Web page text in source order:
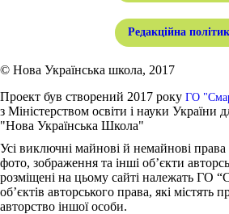
Редакційна
© Нова Українська школа, 2017
Проект був створений 2017 року ГО
з Міністерством освіти і науки України
"Нова Українська Школа"
Усі виключні майнові й немайнові права
фото, зображення та інші об’єкти
розміщені на цьому сайті належать ГО
об’єктів авторського права, які містять
авторство іншої особи.